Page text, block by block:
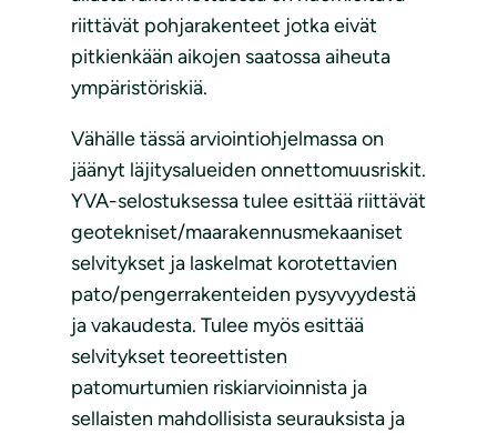
riittävät pohjarakenteet jotka eivät
pitkienkään aikojen saatossa aiheuta
ympäristöriskiä.
Vähälle tässä arviointiohjelmassa on
jäänyt läjitysalueiden onnettomuusriskit.
YVA-selostuksessa tulee esittää riittävät
geotekniset/maarakennusmekaaniset
selvitykset ja laskelmat korotettavien
pato/pengerrakenteiden pysyvyydestä
ja vakaudesta. Tulee myös esittää
selvitykset teoreettisten
patomurtumien riskiarvioinnista ja
sellaisten mahdollisista seurauksista ja